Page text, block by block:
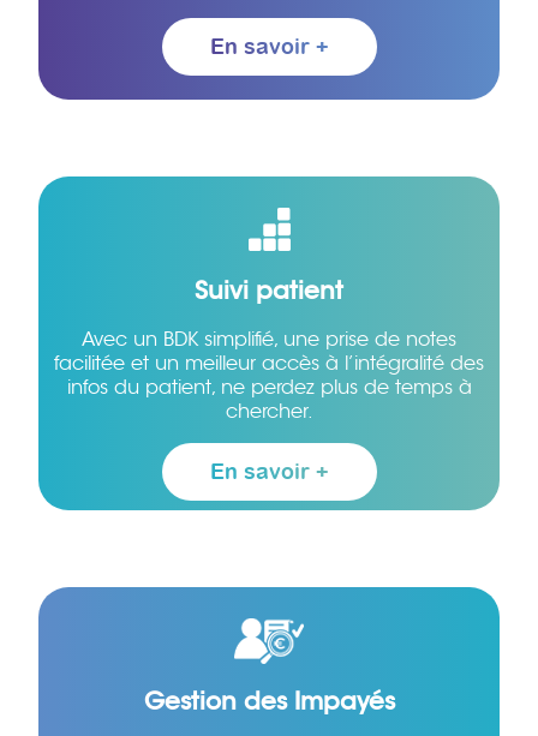
En savoir +
Suivi patient
Avec un BDK simplifié, une prise de notes
facilitée et un meilleur accès à l’intégralité des
infos du patient, ne perdez plus de temps à
chercher.
En savoir +
Gestion des Impayés